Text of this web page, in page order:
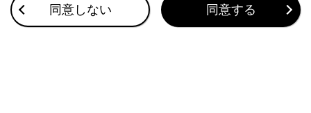
同意しない 同意する